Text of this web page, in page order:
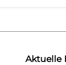
Aktuelle